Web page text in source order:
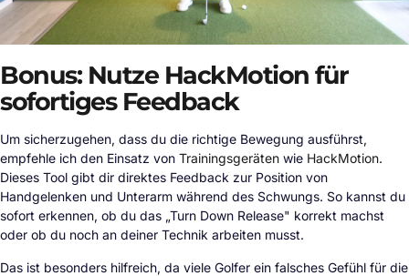
Bonus: Nutze HackMotion für
sofortiges Feedback
Um sicherzugehen, dass du die richtige Bewegung ausführst,
empfehle ich den Einsatz von Trainingsgeräten wie HackMotion.
Dieses Tool gibt dir direktes Feedback zur Position von
Handgelenken und Unterarm während des Schwungs. So kannst du
sofort erkennen, ob du das „Turn Down Release" korrekt machst
oder ob du noch an deiner Technik arbeiten musst.
Das ist besonders hilfreich, da viele Golfer ein falsches Gefühl für die